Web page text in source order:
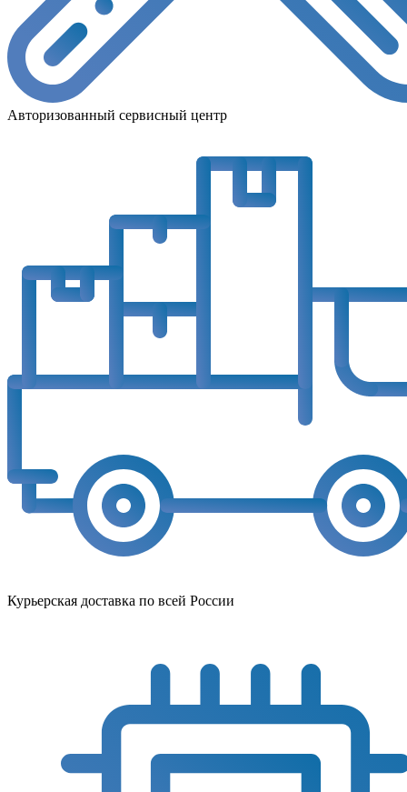
Авторизованный сервисный центр
Курьерская доставка по всей России